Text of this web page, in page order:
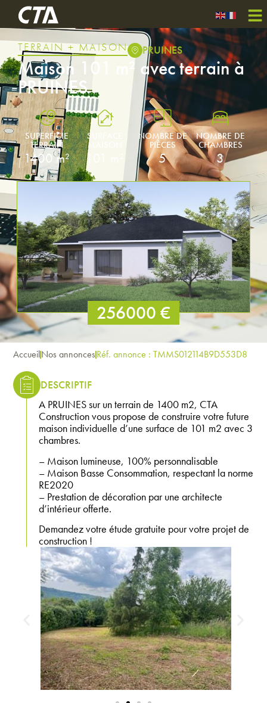
TERRAIN + MAISON PRUINES
Maison 101 m² avec terrain à
PRUINES
SUPERFICIE
TERRAIN
1400 m²
SURFACE
MAISON
101 m²
NOMBRE DE
PIÈCES
5
NOMBRE DE
CHAMBRES
3
256000 €
AccueilNos annoncesRéf. annonce : TMMS012114B9D553D8
DESCRIPTIF
A PRUINES sur un terrain de 1400 m2, CTA
Construction vous propose de construire votre future
maison individuelle d’une surface de 101 m2 avec 3
chambres.
– Maison lumineuse, 100% personnalisable
– Maison Basse Consommation, respectant la norme
RE2020
– Prestation de décoration par une architecte
d’intérieur offerte.
Demandez votre étude gratuite pour votre projet de
construction !